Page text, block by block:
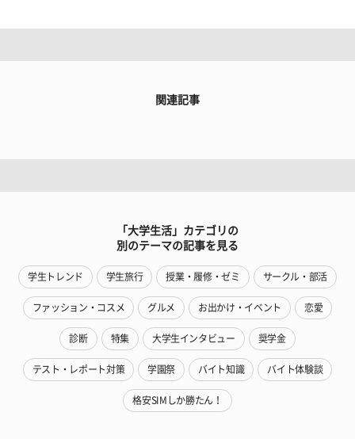
関連記事
「大学生活」カテゴリの
別のテーマの記事を見る
学生トレンド 学生旅行 授業・履修・ゼミ サークル・部活
ファッション・コスメ グルメ お出かけ・イベント 恋愛
診断 特集 大学生インタビュー 奨学金
テスト・レポート対策 学園祭 バイト知識 バイト体験談
格安SIMしか勝たん！